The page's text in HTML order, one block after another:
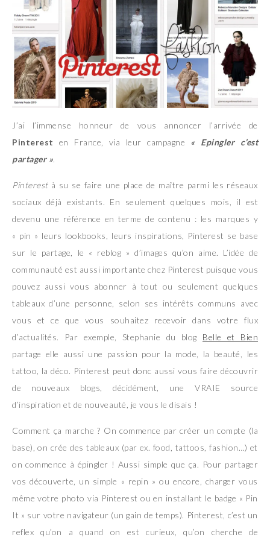
J’ai l’immense honneur de vous annoncer l’arrivée de
Pinterest en France, via leur campagne « Epingler c’est
partager ».
Pinterestà su se faire une place de maître parmi les réseaux
sociaux déjà existants. En seulement quelques mois, il est
devenu une référence en terme de contenu : les marques y
« pin » leurs lookbooks, leurs inspirations, Pinterest se base
sur le partage, le « reblog » d’images qu’on aime. L’idée de
communauté est aussi importante chez Pinterest puisque vous
pouvez aussi vous abonner à tout ou seulement quelques
tableaux d’une personne, selon ses intérêts communs avec
vous et ce que vous souhaitez recevoir dans votre flux
d’actualités. Par exemple, Stephanie du blog Belle et Bien
partage elle aussi une passion pour la mode, la beauté, les
tattoo, la déco. Pinterest peut donc aussi vous faire découvrir
de nouveaux blogs, décidément, une VRAIE source
d’inspiration et de nouveauté, je vous le disais !
Comment ça marche ? On commence par créer un compte (la
base), on crée des tableaux (par ex. food, tattoos, fashion…) et
on commence à épingler ! Aussi simple que ça. Pour partager
vos découverte, un simple « repin » ou encore, charger vous
même votre photo via Pinterest ou en installant le badge « Pin
It » sur votre navigateur (un gain de temps). Pinterest, c’est un
reflex qu’on a quand on est curieux, qu’on cherche de